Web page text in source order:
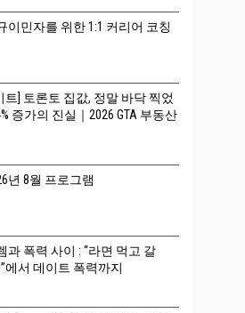
이민자를 위한 1:1 커리어 코칭
트] 토론토 집값, 정말 바닥 찍었
증가의 진실｜2026 GTA 부동산
년 8월 프로그램
과 폭력 사이 : “라면 먹고 갈
에서 데이트 폭력까지